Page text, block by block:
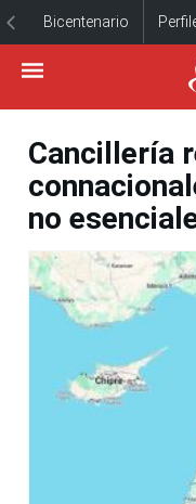
Bicentenario
Cancillería
no